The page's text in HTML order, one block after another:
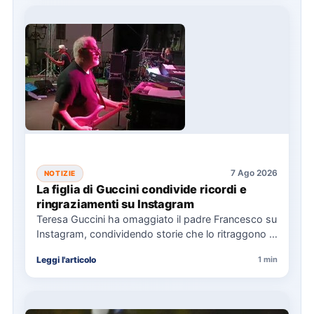
NOTIZIE 7 Ago 2026
La figlia di Guccini condivide ricordi e
ringraziamenti su Instagram
Teresa Guccini ha omaggiato il padre Francesco su
Instagram, condividendo storie che lo ritraggono in
Leggi l'articolo 1 min